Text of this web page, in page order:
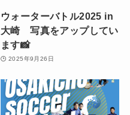
ウォーターバトル2025 in
大崎 写真をアップしてい
ます📸
2025年9月26日